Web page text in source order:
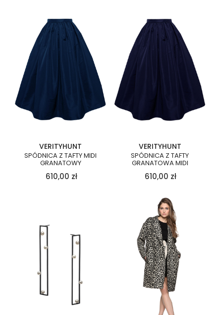
VERITYHUNT
SPÓDNICA Z TAFTY MIDI
GRANATOWY
610,00 zł
VERITYHUNT
SPÓDNICA Z TAFTY
GRANATOWA MIDI
610,00 zł